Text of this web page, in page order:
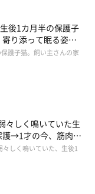
れんぼをする
後1カ月半の保護子
り添って眠る姿に
護子猫。飼い主さんの家
々しく鳴いていた生
護→1才の今、筋肉質
長
々しく鳴いていた、生後1